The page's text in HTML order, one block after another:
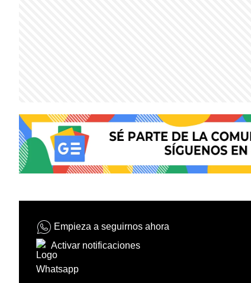
Empieza a seguirnos ahora
Activar notificaciones